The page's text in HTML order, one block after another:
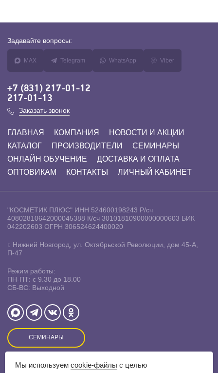
Задавайте вопросы:
MAX Telegram WhatsApp Viber
+7 (831) 217-01-12
217-01-13
Заказать звонок
ГЛАВНАЯ КОМПАНИЯ
НОВОСТИ И АКЦИИ
КАТАЛОГ
ПРОИЗВОДИТЕЛИ
СЕМИНАРЫ
ОНЛАЙН ОБУЧЕНИЕ
ДОСТАВКА И ОПЛАТА
ОПТОВИКАМ
КОНТАКТЫ ЛИЧНЫЙ КАБИНЕТ
"КОСМЕТИК ПЛЮС" ИНН 524600198243 Р/сч
40802810642000045388 К/сч 30101810900000000603 БИК
042202603 ОГРН 306524624400020
г. Нижний Новгород, ул. Октябрьской Революции, дом 45-А,
П-47
Режим работы:
ПН-ПТ: с 9.30 до 18.00
СБ-ВС: Выходной
СЕМИНАРЫ
Оставляя заявку на сайте, Вы даете свое согласие на
Мы используем cookie-файлы с целью